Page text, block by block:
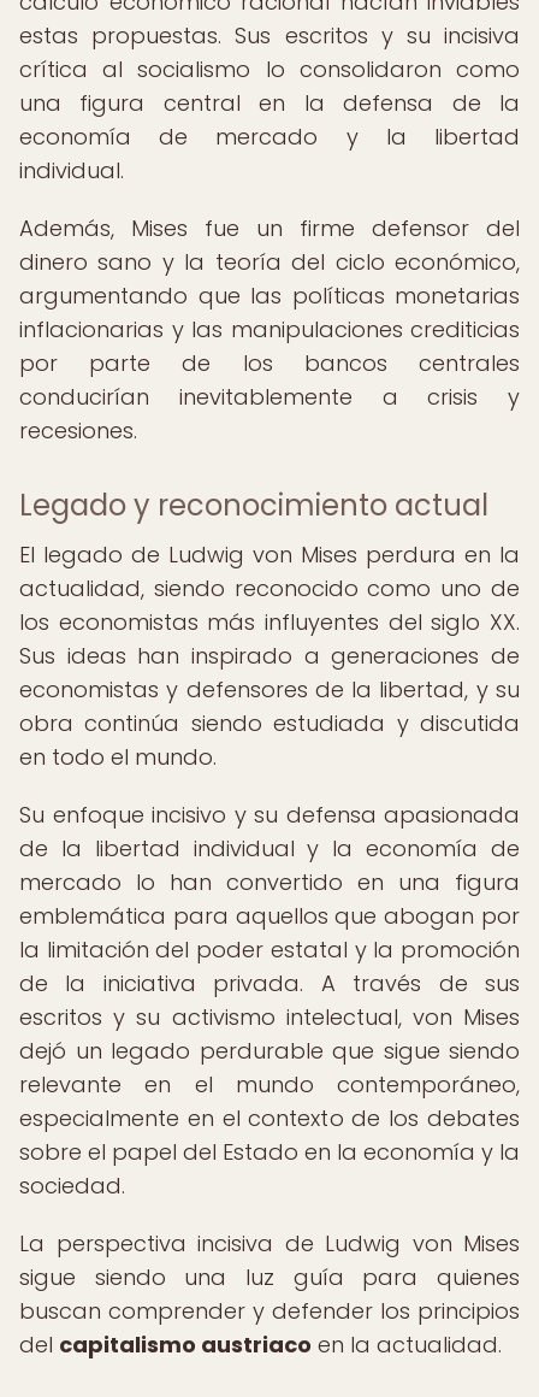
estas propuestas. Sus escritos y su incisiva
crítica al socialismo lo consolidaron como
una figura central en la defensa de la
economía de mercado y la libertad
individual.
Además, Mises fue un firme defensor del
dinero sano y la teoría del ciclo económico,
argumentando que las políticas monetarias
inflacionarias y las manipulaciones crediticias
por parte de los bancos centrales
conducirían inevitablemente a crisis y
recesiones.
Legado y reconocimiento actual
El legado de Ludwig von Mises perdura en la
actualidad, siendo reconocido como uno de
los economistas más influyentes del siglo XX.
Sus ideas han inspirado a generaciones de
economistas y defensores de la libertad, y su
obra continúa siendo estudiada y discutida
en todo el mundo.
Su enfoque incisivo y su defensa apasionada
de la libertad individual y la economía de
mercado lo han convertido en una figura
emblemática para aquellos que abogan por
la limitación del poder estatal y la promoción
de la iniciativa privada. A través de sus
escritos y su activismo intelectual, von Mises
dejó un legado perdurable que sigue siendo
relevante en el mundo contemporáneo,
especialmente en el contexto de los debates
sobre el papel del Estado en la economía y la
sociedad.
La perspectiva incisiva de Ludwig von Mises
sigue siendo una luz guía para quienes
buscan comprender y defender los principios
del capitalismo austriaco en la actualidad.